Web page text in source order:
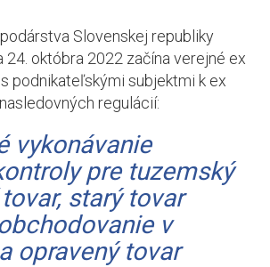
Slovenskej republiky
24. októbra 2022 začína verejné ex
podnikateľskými subjektmi k ex
regulácií:
vykonávanie
pre tuzemský
starý tovar
v
opravený tovar